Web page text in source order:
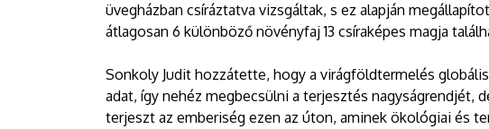
üvegházban csíráztatva vizsgáltak, s ez alapján
átlagosan 6 különböző növényfaj 13 csíraképes magja
Sonkoly Judit hozzátette, hogy a virágföldtermelés
adat, így nehéz megbecsülni a terjesztés nagyságrendjét,
terjeszt az emberiség ezen az úton, aminek ökológiai és